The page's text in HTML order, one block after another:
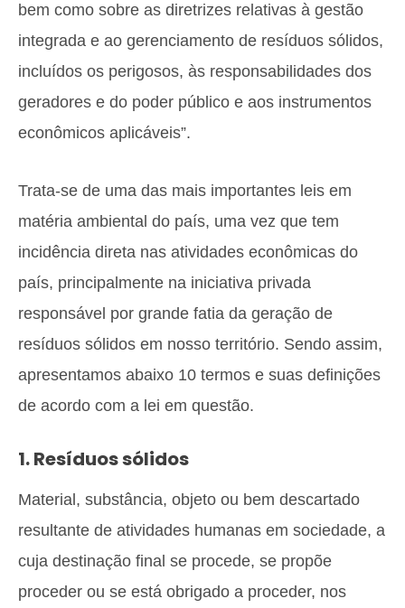
bem como sobre as diretrizes relativas à gestão
integrada e ao gerenciamento de resíduos sólidos,
incluídos os perigosos, às responsabilidades dos
geradores e do poder público e aos instrumentos
econômicos aplicáveis”.
Trata-se de uma das mais importantes leis em
matéria ambiental do país, uma vez que tem
incidência direta nas atividades econômicas do
país, principalmente na iniciativa privada
responsável por grande fatia da geração de
resíduos sólidos em nosso território. Sendo assim,
apresentamos abaixo 10 termos e suas definições
de acordo com a lei em questão.
1. Resíduos sólidos
Material, substância, objeto ou bem descartado
resultante de atividades humanas em sociedade, a
cuja destinação final se procede, se propõe
proceder ou se está obrigado a proceder, nos